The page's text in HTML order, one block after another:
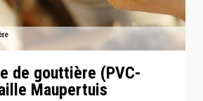
de gouttière (PVC-
Maupertuis